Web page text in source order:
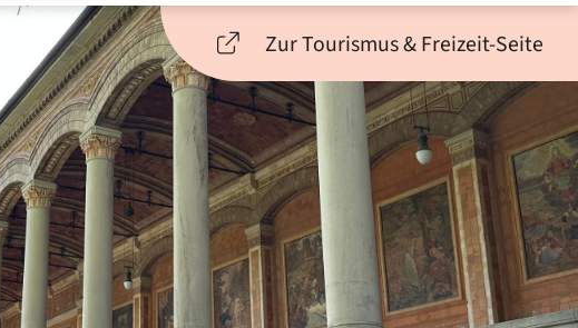
Zur Tourismus & Freizeit-Seite